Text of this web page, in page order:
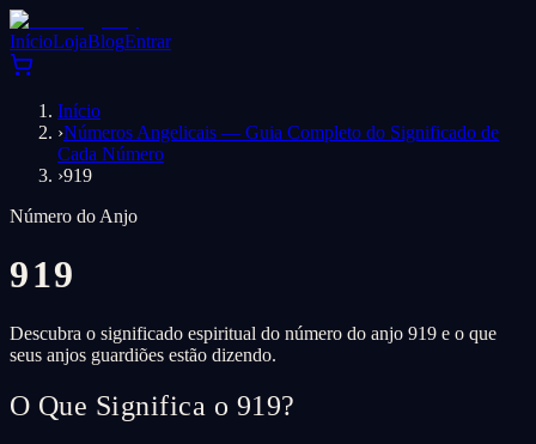
InícioLojaBlogEntrar
Início
›Números Angelicais — Guia Completo do Significado de
Cada Número
›919
Número do Anjo
919
Descubra o significado espiritual do número do anjo 919 e o que
seus anjos guardiões estão dizendo.
O Que Significa o 919?